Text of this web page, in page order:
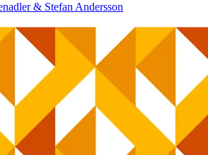
& Stefan Andersson